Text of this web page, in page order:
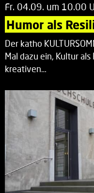
Fr. 04.09. um 10.00
Humor als
Der katho
Mal dazu ein, Kultur
kreativen…